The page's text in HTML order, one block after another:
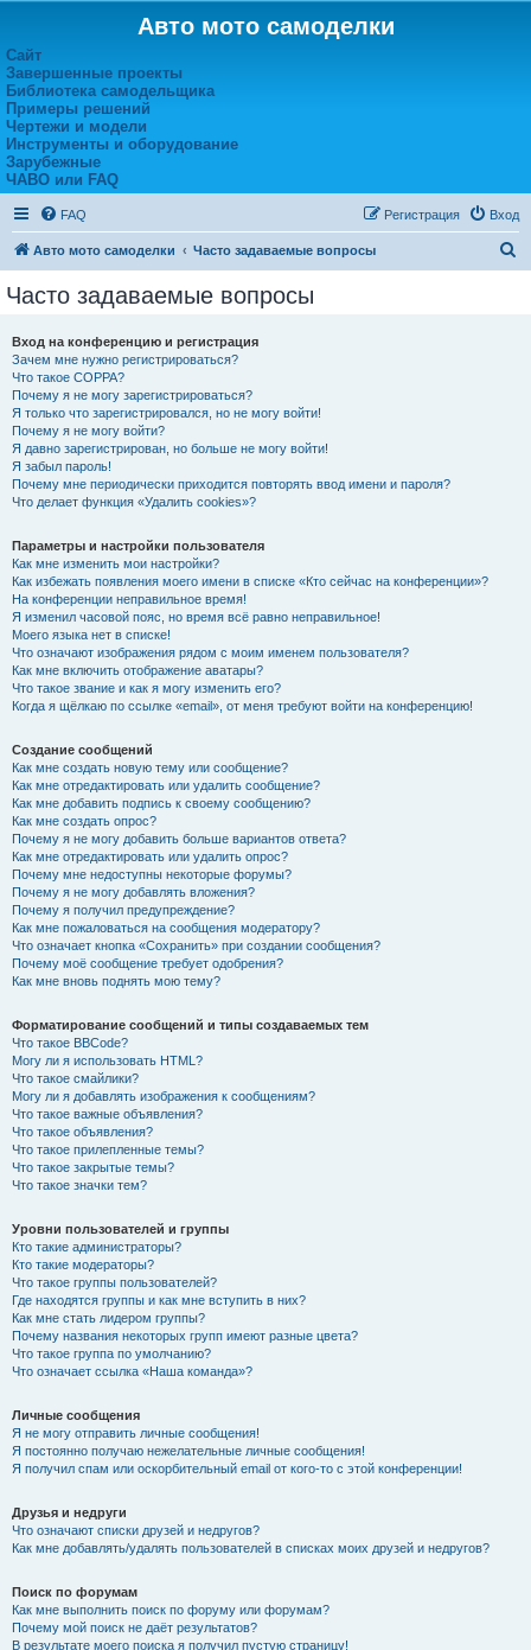
Авто мото самоделки
Сайт
Завершенные проекты
Библиотека самодельщика
Примеры решений
Чертежи и модели
Инструменты и оборудование
Зарубежные
ЧАВО или FAQ
FAQ Вход
Регистрация
Авто мото самоделки Часто задаваемые вопросы
Часто задаваемые вопросы
Вход на конференцию и регистрация
Зачем мне нужно регистрироваться?
Что такое COPPA?
Почему я не могу зарегистрироваться?
Я только что зарегистрировался, но не могу войти!
Почему я не могу войти?
Я давно зарегистрирован, но больше не могу войти!
Я забыл пароль!
Почему мне периодически приходится повторять ввод имени и пароля?
Что делает функция «Удалить cookies»?
Параметры и настройки пользователя
Как мне изменить мои настройки?
Как избежать появления моего имени в списке «Кто сейчас на конференции»?
На конференции неправильное время!
Я изменил часовой пояс, но время всё равно неправильное!
Моего языка нет в списке!
Что означают изображения рядом с моим именем пользователя?
Как мне включить отображение аватары?
Что такое звание и как я могу изменить его?
Когда я щёлкаю по ссылке «email», от меня требуют войти на конференцию!
Создание сообщений
Как мне создать новую тему или сообщение?
Как мне отредактировать или удалить сообщение?
Как мне добавить подпись к своему сообщению?
Как мне создать опрос?
Почему я не могу добавить больше вариантов ответа?
Как мне отредактировать или удалить опрос?
Почему мне недоступны некоторые форумы?
Почему я не могу добавлять вложения?
Почему я получил предупреждение?
Как мне пожаловаться на сообщения модератору?
Что означает кнопка «Сохранить» при создании сообщения?
Почему моё сообщение требует одобрения?
Как мне вновь поднять мою тему?
Форматирование сообщений и типы создаваемых тем
Что такое BBCode?
Могу ли я использовать HTML?
Что такое смайлики?
Могу ли я добавлять изображения к сообщениям?
Что такое важные объявления?
Что такое объявления?
Что такое прилепленные темы?
Что такое закрытые темы?
Что такое значки тем?
Уровни пользователей и группы
Кто такие администраторы?
Кто такие модераторы?
Что такое группы пользователей?
Где находятся группы и как мне вступить в них?
Как мне стать лидером группы?
Почему названия некоторых групп имеют разные цвета?
Что такое группа по умолчанию?
Что означает ссылка «Наша команда»?
Личные сообщения
Я не могу отправить личные сообщения!
Я постоянно получаю нежелательные личные сообщения!
Я получил спам или оскорбительный email от кого-то с этой конференции!
Друзья и недруги
Что означают списки друзей и недругов?
Как мне добавлять/удалять пользователей в списках моих друзей и недругов?
Поиск по форумам
Как мне выполнить поиск по форуму или форумам?
Почему мой поиск не даёт результатов?
В результате моего поиска я получил пустую страницу!